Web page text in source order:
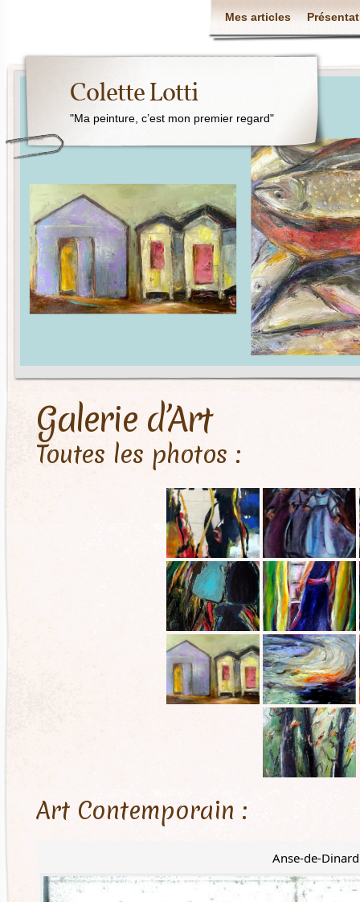
Mes articles
Colette Lotti
"Ma peinture, c’est mon premier regard"
Galerie d’Art
Toutes les photos :
Art Contemporain :
Anse-de-Dinard